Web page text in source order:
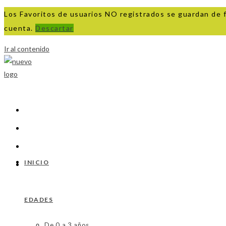
Los Favoritos de usuarios NO registrados se guardan
cuenta. Descartar
Ir al contenido
INICIO
EDADES